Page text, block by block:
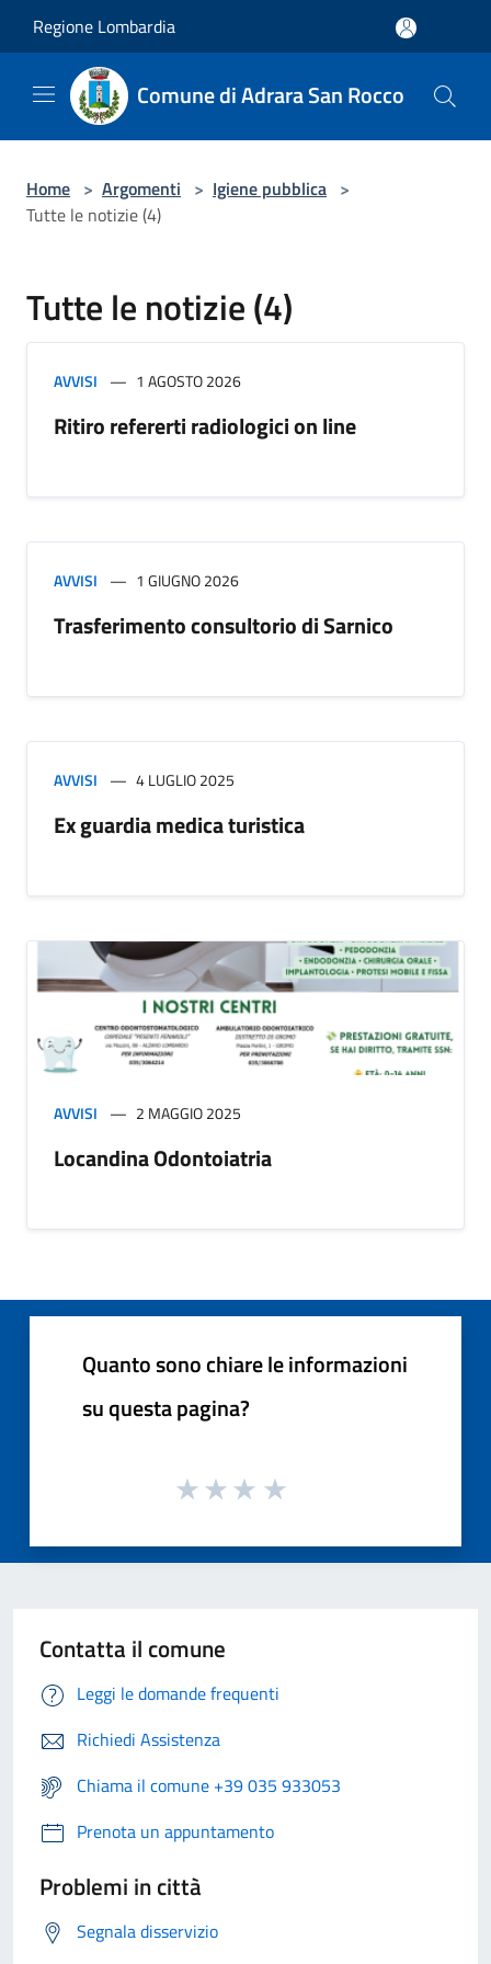
Regione Lombardia
Comune di Adrara San Rocco
Home > Argomenti > Igiene pubblica >
Tutte le notizie (4)
Tutte le notizie (4)
AVVISI 1 AGOSTO 2026
Ritiro refererti radiologici on line
AVVISI 1 GIUGNO 2026
Trasferimento consultorio di Sarnico
AVVISI 4 LUGLIO 2025
Ex guardia medica turistica
AVVISI 2 MAGGIO 2025
Locandina Odontoiatria
Quanto sono chiare le informazioni
su questa pagina?
Contatta il comune
Leggi le domande frequenti
Richiedi Assistenza
Chiama il comune +39 035 933053
Prenota un appuntamento
Problemi in città
Segnala disservizio